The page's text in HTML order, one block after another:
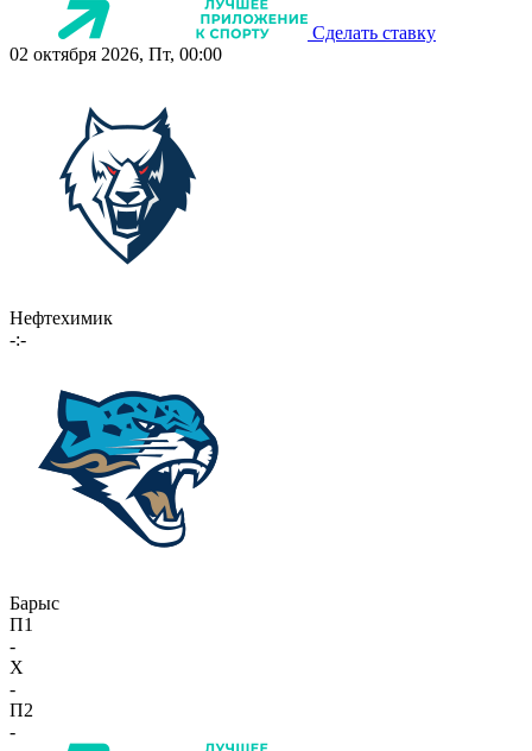
Сделать ставку
02 октября 2026, Пт, 00:00
Нефтехимик
-:-
Барыс
П1
-
X
-
П2
-